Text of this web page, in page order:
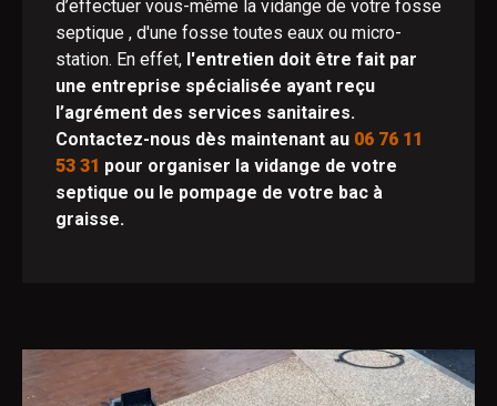
d’effectuer vous-même la vidange de votre fosse
septique , d'une fosse toutes eaux ou micro-
station. En effet, l'entretien doit être fait par
une entreprise spécialisée ayant reçu
l’agrément des services sanitaires.
Contactez-nous dès maintenant au 06 76 11
53 31 pour organiser la vidange de votre
septique ou le pompage de votre bac à
graisse.